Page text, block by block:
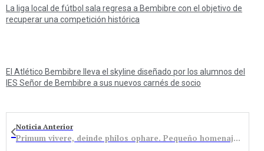
La liga local de fútbol sala regresa a Bembibre con el objetivo de
recuperar una competición histórica
El Atlético Bembibre lleva el skyline diseñado por los alumnos del
IES Señor de Bembibre a sus nuevos carnés de socio
Noticia Anterior
Primum vivere, deinde philos ophare. Pequeño homenaje a Aragonito Azul